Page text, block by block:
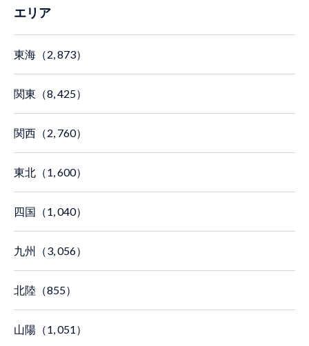
エリア
東海（2, 873）
関東（8, 425）
関西（2, 760）
東北（1, 600）
四国（1, 040）
九州（3, 056）
北陸（855）
山陽（1, 051）